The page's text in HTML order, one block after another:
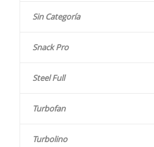
Sin Categoría
Snack Pro
Steel Full
Turbofan
Turbolino